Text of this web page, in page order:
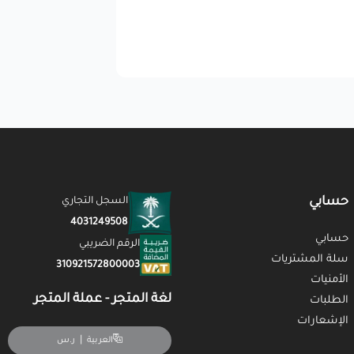
حسابي
حسابي
سلة المشتريات
الأمنيات
الطلبات
الإشعارات
السجل التجاري
4031249508
الرقم الضريبي
310921572800003
لغة المتجر - عملة المتجر
العربية ر.س